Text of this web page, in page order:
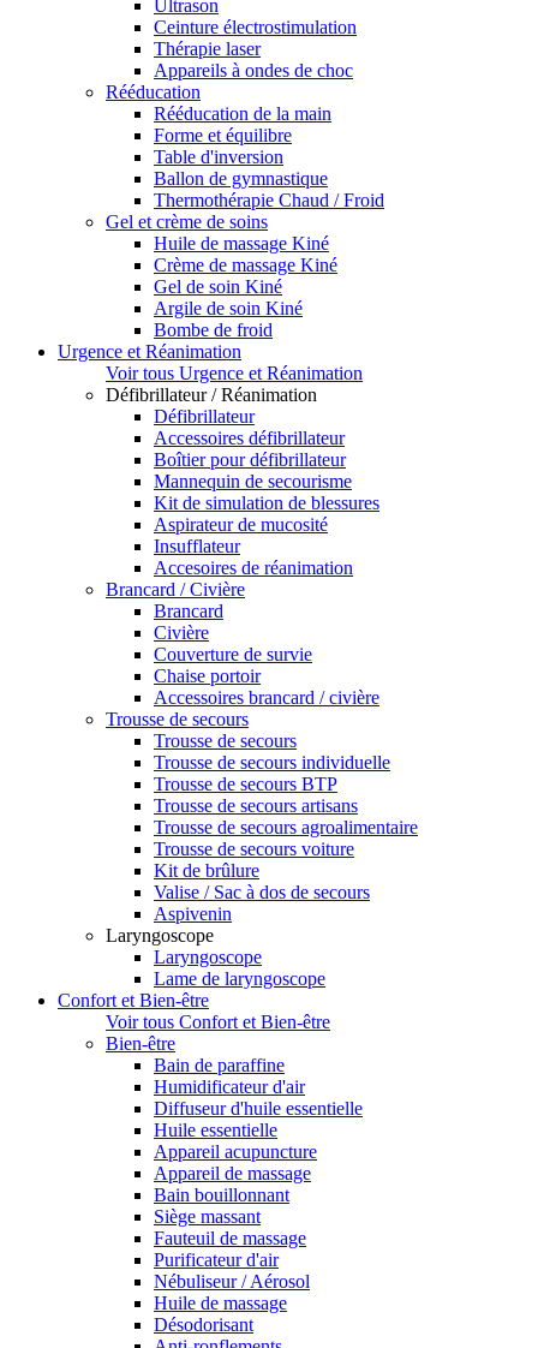
Ultrason
Ceinture électrostimulation
Thérapie laser
Appareils à ondes de choc
Rééducation
Rééducation de la main
Forme et équilibre
Table d'inversion
Ballon de gymnastique
Thermothérapie Chaud / Froid
Gel et crème de soins
Huile de massage Kiné
Crème de massage Kiné
Gel de soin Kiné
Argile de soin Kiné
Bombe de froid
Urgence et Réanimation
Voir tous Urgence et Réanimation
Défibrillateur / Réanimation
Défibrillateur
Accessoires défibrillateur
Boîtier pour défibrillateur
Mannequin de secourisme
Kit de simulation de blessures
Aspirateur de mucosité
Insufflateur
Accesoires de réanimation
Brancard / Civière
Brancard
Civière
Couverture de survie
Chaise portoir
Accessoires brancard / civière
Trousse de secours
Trousse de secours
Trousse de secours individuelle
Trousse de secours BTP
Trousse de secours artisans
Trousse de secours agroalimentaire
Trousse de secours voiture
Kit de brûlure
Valise / Sac à dos de secours
Aspivenin
Laryngoscope
Laryngoscope
Lame de laryngoscope
Confort et Bien-être
Voir tous Confort et Bien-être
Bien-être
Bain de paraffine
Humidificateur d'air
Diffuseur d'huile essentielle
Huile essentielle
Appareil acupuncture
Appareil de massage
Bain bouillonnant
Siège massant
Fauteuil de massage
Purificateur d'air
Nébuliseur / Aérosol
Huile de massage
Désodorisant